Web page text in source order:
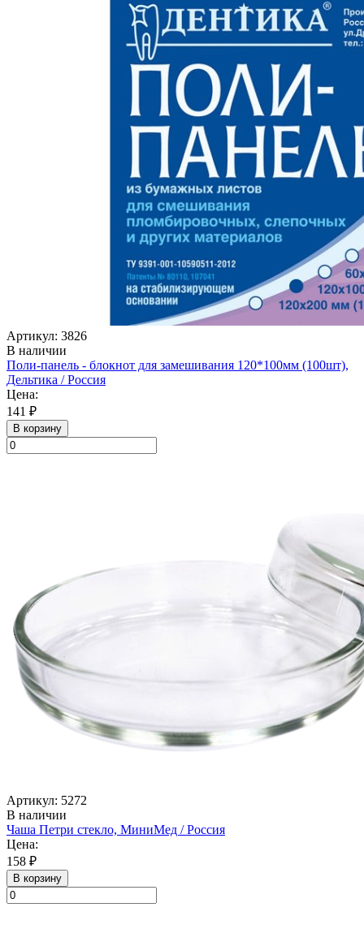
Артикул: 3826
В наличии
Поли-панель - блокнот для замешивания 120*100мм (100шт),
Дельтика / Россия
Цена:
141 ₽
В корзину
Артикул: 5272
В наличии
Чаша Петри стекло, МиниМед / Россия
Цена:
158 ₽
В корзину